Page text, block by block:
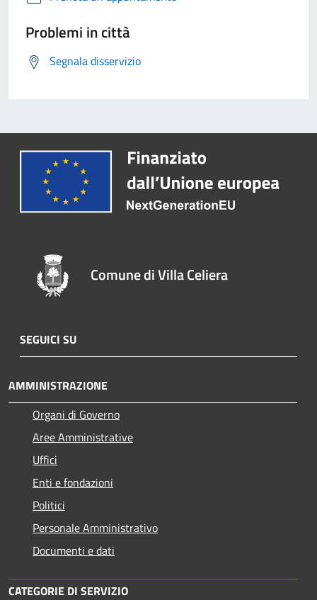
Problemi in città
Segnala disservizio
Comune di Villa Celiera
SEGUICI SU
AMMINISTRAZIONE
Organi di Governo
Aree Amministrative
Uffici
Enti e fondazioni
Politici
Personale Amministrativo
Documenti e dati
CATEGORIE DI SERVIZIO